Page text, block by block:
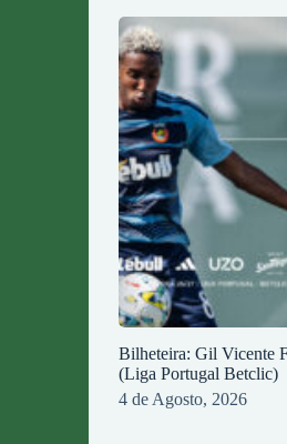
Bilheteira: Gil Vicente
(Liga Portugal Betclic)
4 de Agosto, 2026